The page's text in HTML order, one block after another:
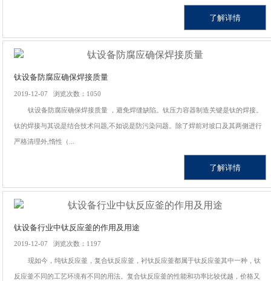
了解详情
钛设备防腐应确保焊接质量
2019-12-07 浏览次数：1050
钛设备防腐应确保焊接质量 ，避免焊缝缺陷。钛压力容器制造关键是钛的焊接。
钛的焊接与其说是结合技术问题,不如说是防污染问题。除了焊前对坡口及其两侧进行
严格清理外,惰性（...
了解详情
钛设备行业中钛反应釜的作用及用途
2019-12-07 浏览次数：1197
现如今，纯钛反应釜，复合钛反应釜，衬钛反应釜都属于钛反应釜其中一种，钛
反应釜不同的工艺环境有不同的用法。复合钛反应釜的性能和功率比较优越，价格又